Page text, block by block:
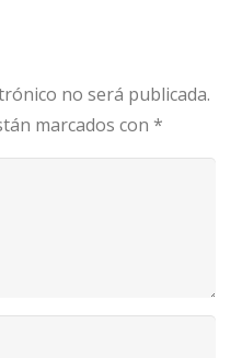
no será publicada.
marcados con *